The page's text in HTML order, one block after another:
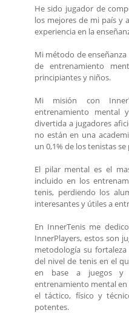
He sido jugador de
los mejores de mi país y
experiencia en la
Mi método de
de entrenamiento
principiantes y niños.
Mi misión con
entrenamiento mental
divertida a jugadores
no están en una
un 0,1% de los tenistas
El pilar mental es el
incluido en los
tenis, perdiendo los
interesantes y útiles a
En InnerTenis me
InnerPlayers, estos son
metodología su
del nivel de tenis en el
en base a juegos y
entrenamiento mental
el táctico, físico y
potentes.